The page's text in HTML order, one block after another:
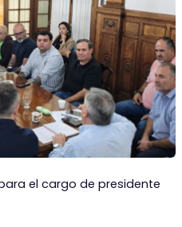
el cargo de presidente